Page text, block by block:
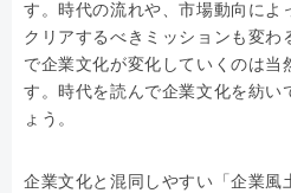
す。時代の流れや、市場動向によ
クリアするべきミッションも変わ
で企業文化が変化していくのは当
す。時代を読んで企業文化を紡い
ょう。
企業文化と混同しやすい「企業風